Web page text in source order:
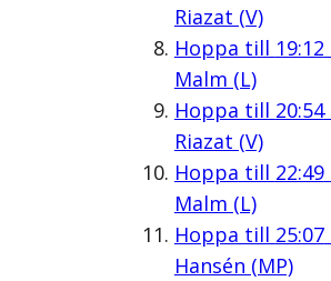
Riazat (V)
Hoppa till 19:12
Malm (L)
Hoppa till 20:54
Riazat (V)
Hoppa till 22:49
Malm (L)
Hoppa till 25:07
Hansén (MP)